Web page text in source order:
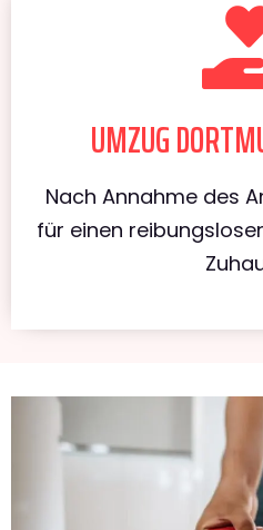
UMZUG
Nach Annahme des
für einen